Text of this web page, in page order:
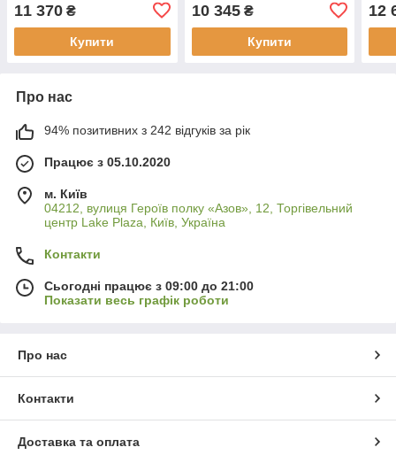
11 370 ₴
Купити
10 345₴
Купити
12
Про нас
94% позитивних з 242 відгуків за рік
Працює з 05.10.2020
м. Київ
04212, вулиця Героїв полку «Азов», 12, Торгівельний
центр Lake Plaza, Київ, Україна
Контакти
Сьогодні працює з 09:00 до 21:00
Показати весь графік роботи
Про нас
Контакти
Доставка та оплата